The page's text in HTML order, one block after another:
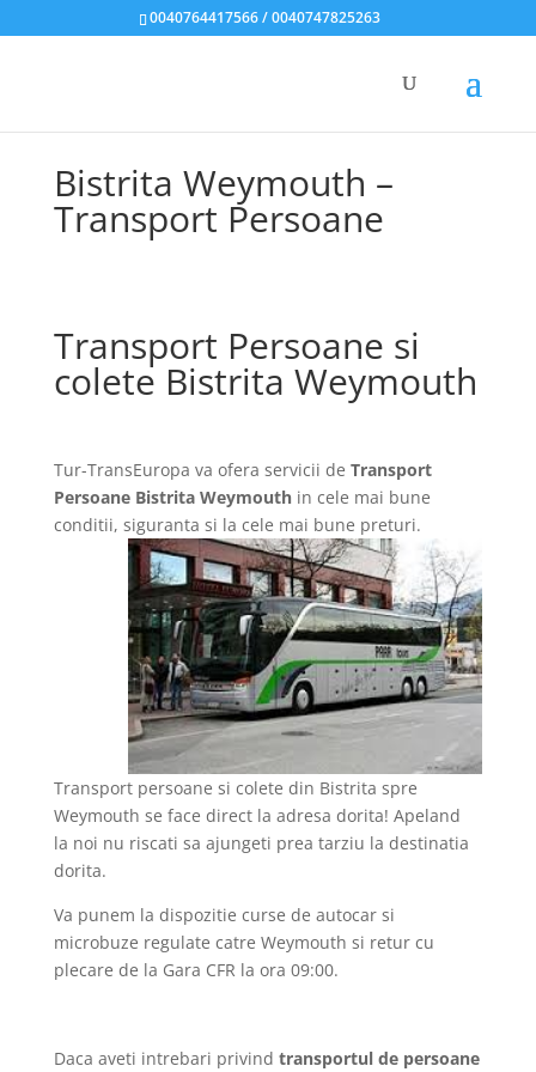
0040764417566 / 0040747825263
Bistrita Weymouth –
Transport Persoane
Transport Persoane si
colete Bistrita Weymouth
Tur-TransEuropa va ofera servicii de Transport
Persoane Bistrita Weymouthin cele mai bune
conditii, siguranta si la cele mai bune preturi.
Transport persoane si colete din Bistrita spre
Weymouth se face direct la adresa dorita! Apeland
la noi nu riscati sa ajungeti prea tarziu la destinatia
dorita.
Va punem la dispozitie curse de autocar si
microbuze regulate catre Weymouth si retur cu
plecare de la Gara CFR la ora 09:00.
Daca aveti intrebari privind transportul de persoane